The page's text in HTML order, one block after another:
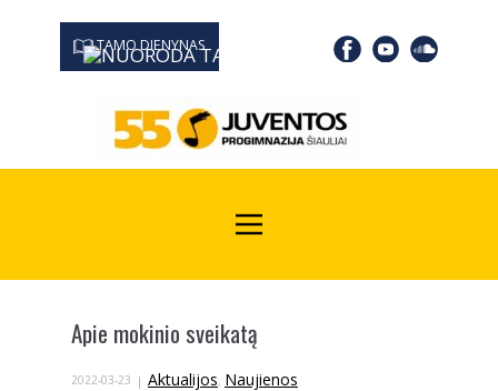
TAMO DIENYNAS
0667 19366
Apie mokinio sveikatą
2022-03-23 Aktualijos, Naujienos